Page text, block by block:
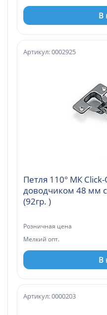
В
Петля 110° МК
доводчиком 48 мм
(92гр. )
Артикул: 0002925
Розничная цена
Мелкий опт.
В
Артикул: 0000203